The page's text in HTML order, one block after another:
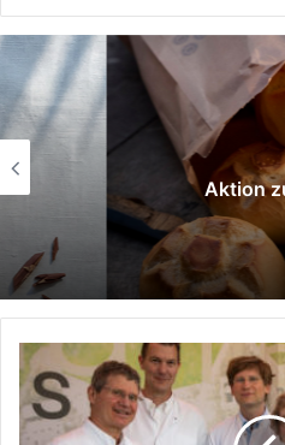
Aktion zur